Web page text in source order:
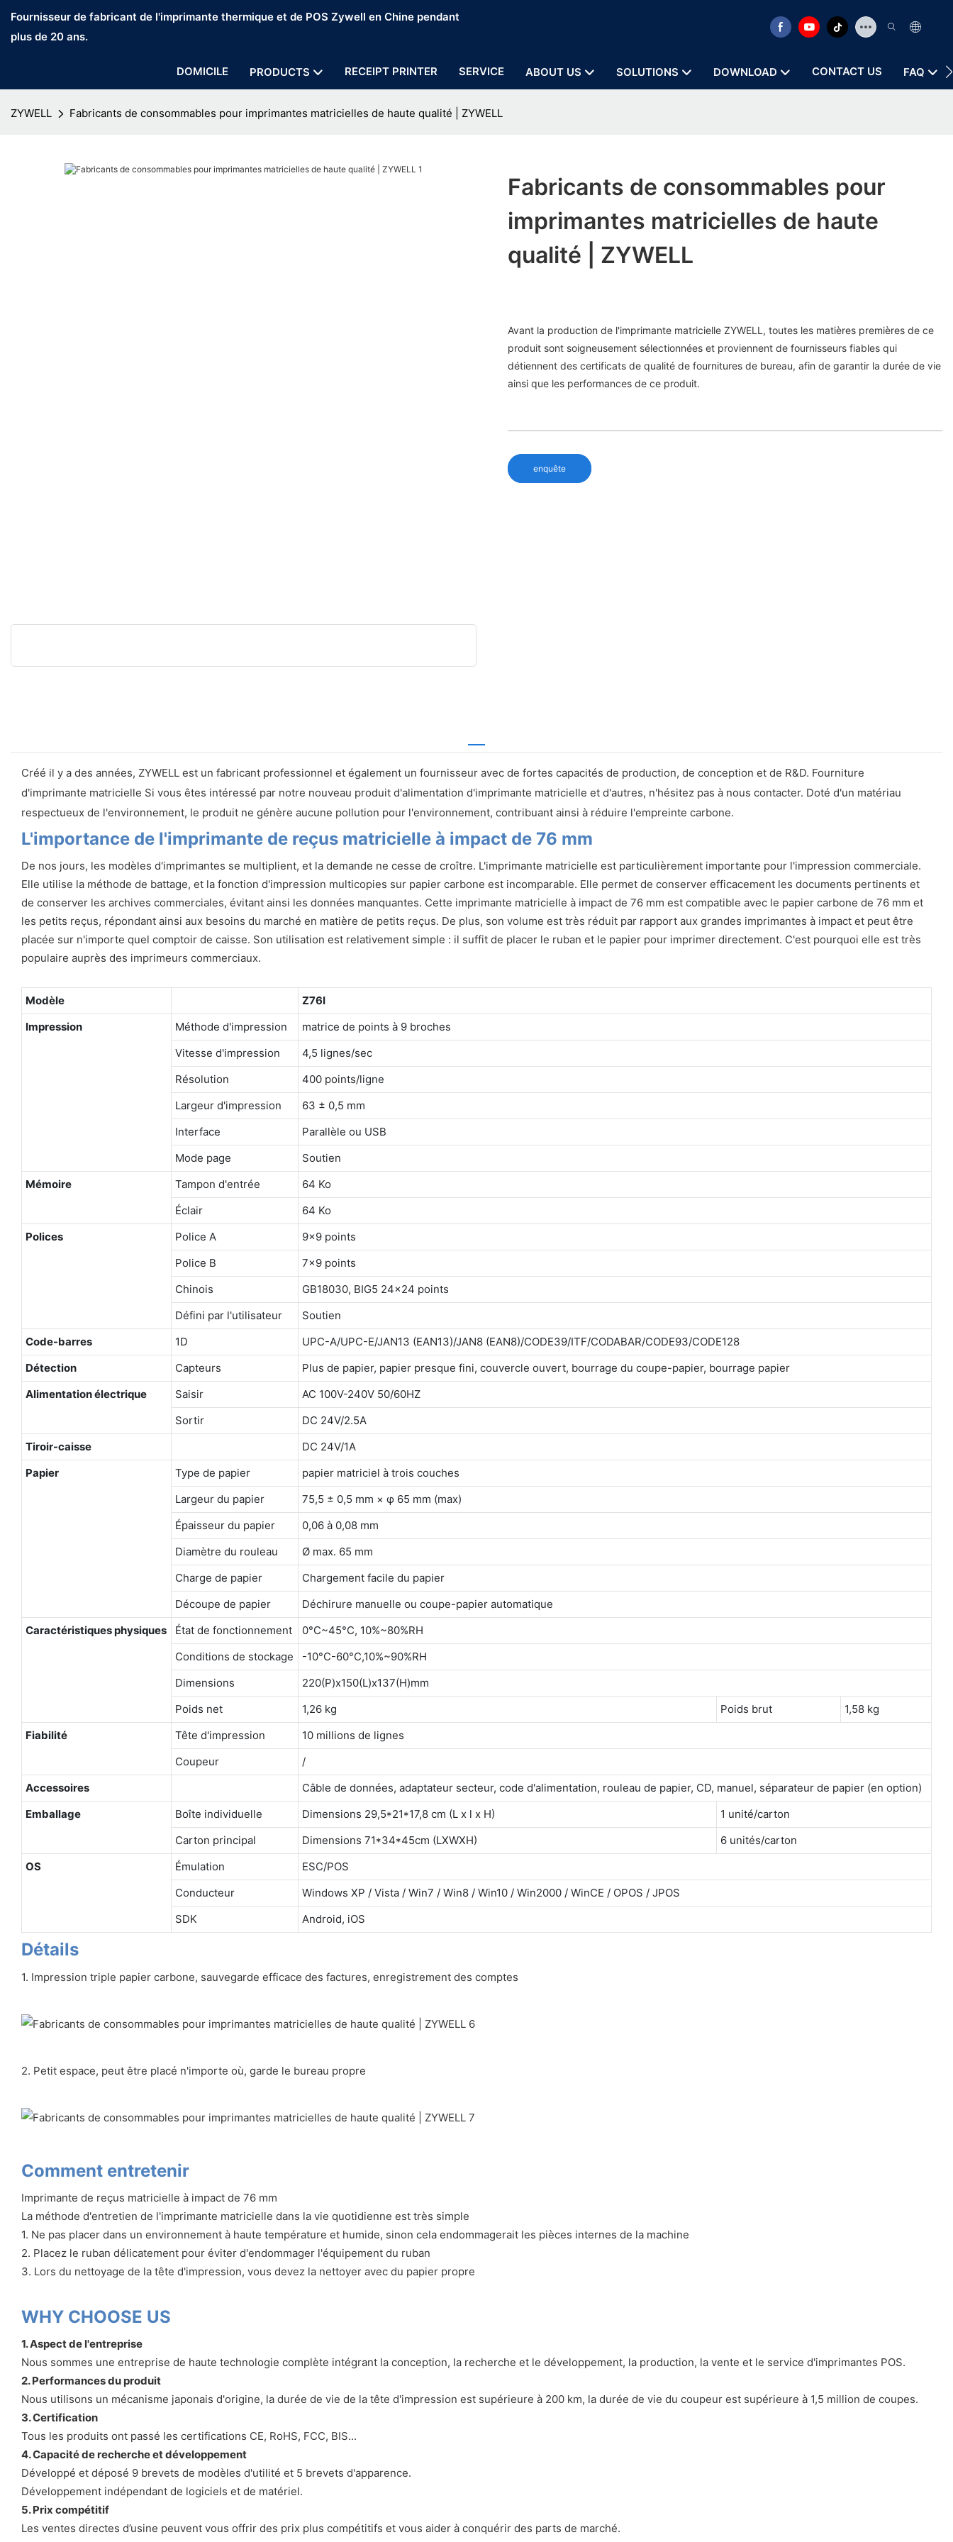
Fournisseur de fabricant de l'imprimante thermique et de POS Zywell en Chine pendant
plus de 20 ans.
DOMICILE PRODUCTS RECEIPT PRINTER SERVICE ABOUT US SOLUTIONS DOWNLOAD CONTACT US FAQ
ZYWELL Fabricants de consommables pour imprimantes matricielles de haute qualité | ZYWELL
Fabricants de consommables pour
imprimantes matricielles de haute
qualité | ZYWELL
Avant la production de l'imprimante matricielle ZYWELL, toutes les matières premières de ce
produit sont soigneusement sélectionnées et proviennent de fournisseurs fiables qui
détiennent des certificats de qualité de fournitures de bureau, afin de garantir la durée de vie
ainsi que les performances de ce produit.
enquête
Créé il y a des années, ZYWELL est un fabricant professionnel et également un fournisseur avec de fortes capacités de production, de conception et de R&D. Fourniture
d'imprimante matricielle Si vous êtes intéressé par notre nouveau produit d'alimentation d'imprimante matricielle et d'autres, n'hésitez pas à nous contacter. Doté d'un matériau
respectueux de l'environnement, le produit ne génère aucune pollution pour l'environnement, contribuant ainsi à réduire l'empreinte carbone.
L'importance de l'imprimante de reçus matricielle à impact de 76 mm
De nos jours, les modèles d'imprimantes se multiplient, et la demande ne cesse de croître. L'imprimante matricielle est particulièrement importante pour l'impression commerciale.
Elle utilise la méthode de battage, et la fonction d'impression multicopies sur papier carbone est incomparable. Elle permet de conserver efficacement les documents pertinents et
de conserver les archives commerciales, évitant ainsi les données manquantes. Cette imprimante matricielle à impact de 76 mm est compatible avec le papier carbone de 76 mm et
les petits reçus, répondant ainsi aux besoins du marché en matière de petits reçus. De plus, son volume est très réduit par rapport aux grandes imprimantes à impact et peut être
placée sur n'importe quel comptoir de caisse. Son utilisation est relativement simple : il suffit de placer le ruban et le papier pour imprimer directement. C'est pourquoi elle est très
populaire auprès des imprimeurs commerciaux.
Modèle
Z76I
Impression
Méthode d'impression
matrice de points à 9 broches
Vitesse d'impression
4,5 lignes/sec
Résolution
400 points/ligne
Largeur d'impression
63 ± 0,5 mm
Interface
Parallèle ou USB
Mode page
Soutien
Mémoire
Tampon d'entrée
64 Ko
Éclair
64 Ko
Polices
Police A
9x9 points
Police B
7x9 points
Chinois
GB18030, BIG5 24x24 points
Défini par l'utilisateur
Soutien
Code-barres
1D
UPC-A/UPC-E/JAN13 (EAN13)/JAN8 (EAN8)/CODE39/ITF/CODABAR/CODE93/CODE128
Détection
Capteurs
Plus de papier, papier presque fini, couvercle ouvert, bourrage du coupe-papier, bourrage papier
Alimentation électrique
Saisir
AC 100V-240V 50/60HZ
Sortir
DC 24V/2.5A
Tiroir-caisse
DC 24V/1A
Papier
Type de papier
papier matriciel à trois couches
Largeur du papier
75,5 ± 0,5 mm × φ 65 mm (max)
Épaisseur du papier
0,06 à 0,08 mm
Diamètre du rouleau
Ø max. 65 mm
Charge de papier
Chargement facile du papier
Découpe de papier
Déchirure manuelle ou coupe-papier automatique
Caractéristiques physiques
État de fonctionnement
0°C~45°C, 10%~80%RH
Conditions de stockage
-10°C-60°C,10%~90%RH
Dimensions
220(P)x150(L)x137(H)mm
Poids net
1,26 kg Poids brut
1,58 kg
Fiabilité
Tête d'impression
10 millions de lignes
Coupeur
/
Accessoires
Câble de données, adaptateur secteur, code d'alimentation, rouleau de papier, CD, manuel, séparateur de papier (en option)
Emballage
Boîte individuelle Dimensions 29,5*21*17,8 cm (L x l x H)
1 unité/carton
Carton principal
Dimensions 71*34*45cm (LXWXH)
6 unités/carton
OS
Émulation
ESC/POS
Conducteur
Windows XP / Vista / Win7 / Win8 / Win10 / Win2000 / WinCE / OPOS / JPOS
SDK
Android, iOS
Détails
1. Impression triple papier carbone, sauvegarde efficace des factures, enregistrement des comptes
2. Petit espace, peut être placé n'importe où, garde le bureau propre
Comment entretenir
Imprimante de reçus matricielle à impact de 76 mm
La méthode d'entretien de l'imprimante matricielle dans la vie quotidienne est très simple
1. Ne pas placer dans un environnement à haute température et humide, sinon cela endommagerait les pièces internes de la machine
2. Placez le ruban délicatement pour éviter d'endommager l'équipement du ruban
3. Lors du nettoyage de la tête d'impression, vous devez la nettoyer avec du papier propre
WHY CHOOSE US
1. Aspect de l'entreprise
Nous sommes une entreprise de haute technologie complète intégrant la conception, la recherche et le développement, la production, la vente et le service d'imprimantes POS.
2. Performances du produit
Nous utilisons un mécanisme japonais d'origine, la durée de vie de la tête d'impression est supérieure à 200 km, la durée de vie du coupeur est supérieure à 1,5 million de coupes.
3. Certification
Tous les produits ont passé les certifications CE, RoHS, FCC, BIS...
4. Capacité de recherche et développement
Développé et déposé 9 brevets de modèles d'utilité et 5 brevets d'apparence.
Développement indépendant de logiciels et de matériel.
5. Prix compétitif
Les ventes directes d’usine peuvent vous offrir des prix plus compétitifs et vous aider à conquérir des parts de marché.